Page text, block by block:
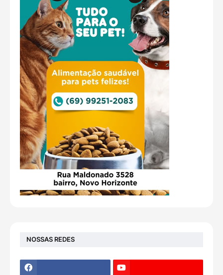
NOSSAS REDES